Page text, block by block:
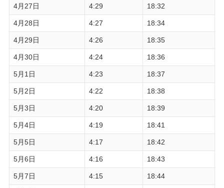
4月27日 4:29 18:32
4月28日 4:27 18:34
4月29日 4:26 18:35
4月30日 4:24 18:36
5月1日 4:23 18:37
5月2日 4:22 18:38
5月3日 4:20 18:39
5月4日 4:19 18:41
5月5日 4:17 18:42
5月6日 4:16 18:43
5月7日 4:15 18:44